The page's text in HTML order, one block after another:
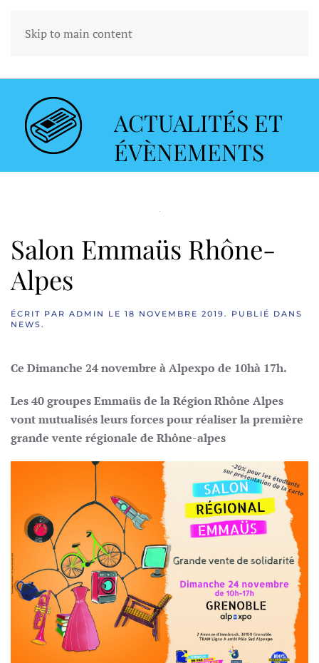
Skip to main content
ACTUALITÉS ET
ÉVÈNEMENTS
Salon Emmaüs Rhône-
Alpes
ÉCRIT PAR ADMIN LE 18 NOVEMBRE 2019. PUBLIÉ DANS
NEWS.
Ce Dimanche 24 novembre à Alpexpo de 10hà 17h.
Les 40 groupes Emmaüs de la Région Rhône Alpes
vont mutualisés leurs forces pour réaliser la première
grande vente régionale de Rhône-alpes